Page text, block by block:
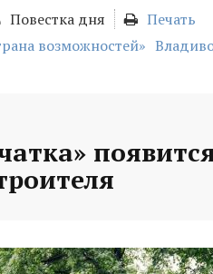
Повестка дня
Печать
возможностей»